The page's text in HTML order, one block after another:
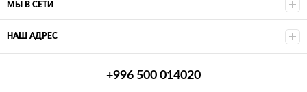
МЫ В СЕТИ
НАШ АДРЕС
+996 500 014020